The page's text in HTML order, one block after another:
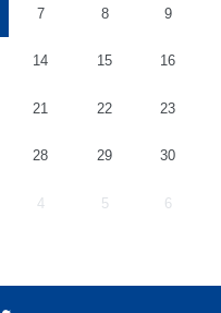
7 8 9
14 15 16
21 22 23
28 29 30
4 5 6